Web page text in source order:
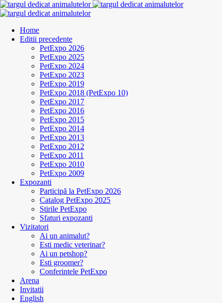
Home
Editii precedente
PetExpo 2026
PetExpo 2025
PetExpo 2024
PetExpo 2023
PetExpo 2019
PetExpo 2018 (PetExpo 10)
PetExpo 2017
PetExpo 2016
PetExpo 2015
PetExpo 2014
PetExpo 2013
PetExpo 2012
PetExpo 2011
PetExpo 2010
PetExpo 2009
Expozanti
Participă la PetExpo 2026
Catalog PetExpo 2025
Stirile PetExpo
Sfaturi expozanti
Vizitatori
Ai un animalut?
Esti medic veterinar?
Ai un petshop?
Esti groomer?
Conferintele PetExpo
Arena
Invitatii
English